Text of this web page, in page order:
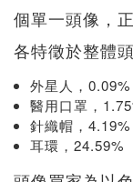
個單一頭像，
各特徵於整體
外星人，0.09%
醫用口罩，
針織帽，4.19%
耳環，24.59%